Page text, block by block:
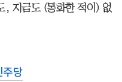
, 지금도 (통화한 적이) 없
주당